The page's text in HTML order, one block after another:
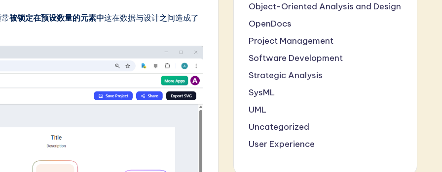
被锁定在预设数量的元素中这在数据与设计之间造成了
Object-Oriented Analysis and Design
OpenDocs
Project Management
Software Development
Strategic Analysis
SysML
UML
Uncategorized
User Experience